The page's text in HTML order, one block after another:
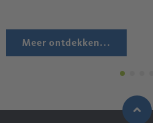
Meer ontdekken...